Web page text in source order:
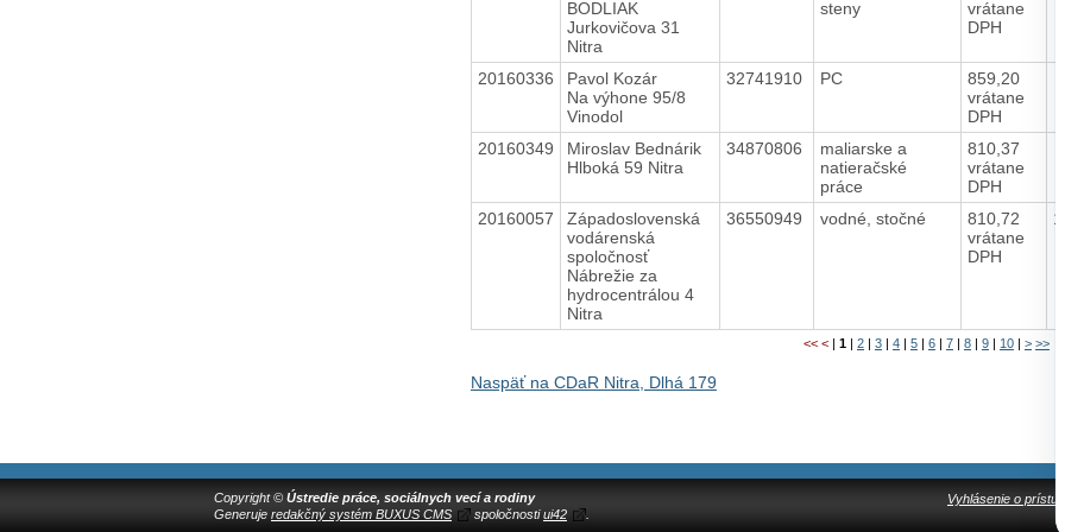
BODLIAK
Jurkovičova 31
Nitra
steny
vrátane
DPH
20160336
Pavol Kozár
Na výhone 95/8
Vinodol
32741910 PC
859,20
vrátane
DPH
20160349
Miroslav Bednárik
Hlboká 59 Nitra
34870806
maliarske a
natieračské
práce
810,37
vrátane
DPH
20160057
Západoslovenská
vodárenská
spoločnosť
Nábrežie za
hydrocentrálou 4
Nitra
36550949 vodné, stočné
810,72
vrátane
DPH
<< <| 1| 2| 3| 4| 5| 6| 7| 8| 9| 10| > >>
Naspäť na CDaR Nitra, Dlhá 179
Copyright © Ústredie práce, sociálnych vecí a rodiny Vyhlásenie o
Generuje redakčný systém BUXUS CMS spoločnostiui42